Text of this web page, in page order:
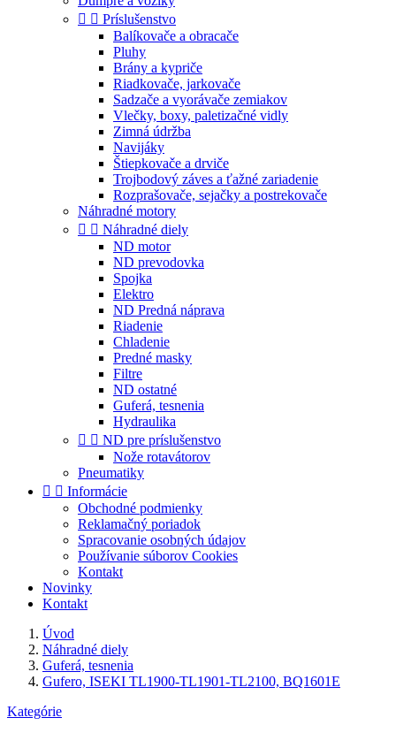
  Príslušenstvo
Balíkovače a obracače
Pluhy
Brány a kypriče
Riadkovače, jarkovače
Sadzače a vyorávače zemiakov
Vlečky, boxy, paletizačné vidly
Zimná údržba
Navijáky
Štiepkovače a drviče
Trojbodový záves a ťažné zariadenie
Rozprašovače, sejačky a postrekovače
Náhradné motory
  Náhradné diely
ND motor
ND prevodovka
Spojka
Elektro
ND Predná náprava
Riadenie
Chladenie
Predné masky
Filtre
ND ostatné
Guferá, tesnenia
Hydraulika
  ND pre príslušenstvo
Nože rotavátorov
Pneumatiky
  Informácie
Obchodné podmienky
Reklamačný poriadok
Spracovanie osobných údajov
Používanie súborov Cookies
Kontakt
Novinky
Kontakt
Úvod
Náhradné diely
Guferá, tesnenia
Gufero, ISEKI TL1900-TL1901-TL2100, BQ1601E
Kategórie